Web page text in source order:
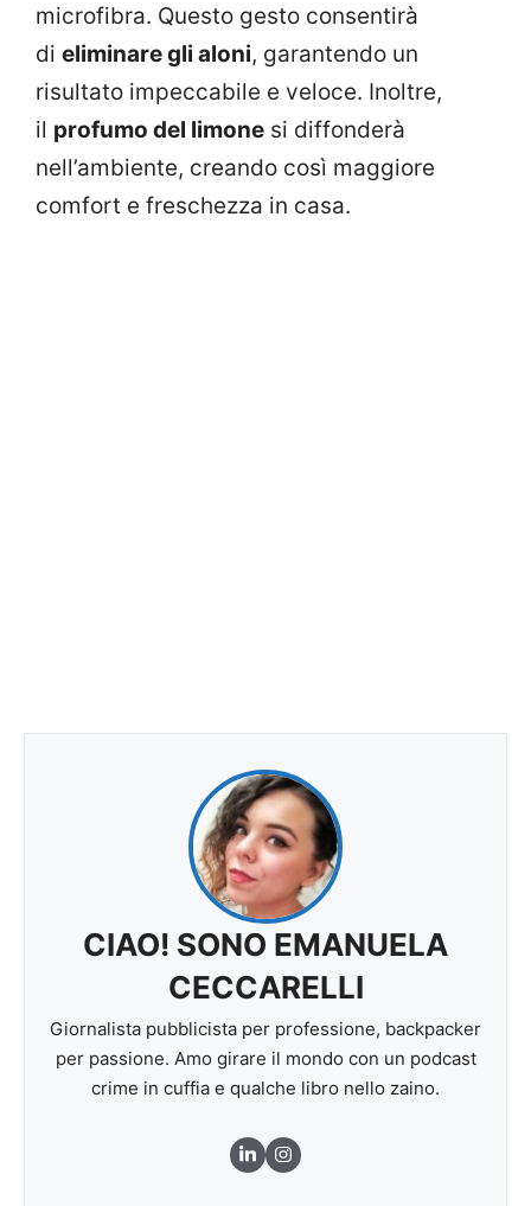
microfibra. Questo gesto consentirà
di eliminare gli aloni, garantendo un
risultato impeccabile e veloce. Inoltre,
il profumo del limone si diffonderà
nell’ambiente, creando così maggiore
comfort e freschezza in casa.
CIAO! SONO EMANUELA
CECCARELLI
Giornalista pubblicista per professione, backpacker
per passione. Amo girare il mondo con un podcast
crime in cuffia e qualche libro nello zaino.